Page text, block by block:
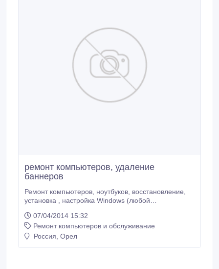
ремонт компьютеров, удаление
баннеров
Ремонт компьютеров, ноутбуков, восстановление,
установка , настройка Windows (любой
антивирусов, Удаление Блокировщиков Windows -
баннеров , качественно, надёжно. тел. 8-920-804-
0803 . ВИТАЛИЙ. Без выходных. Только Советский
07/04/2014 15:32
Ремонт компьютеров и обслуживание
Россия, Орел